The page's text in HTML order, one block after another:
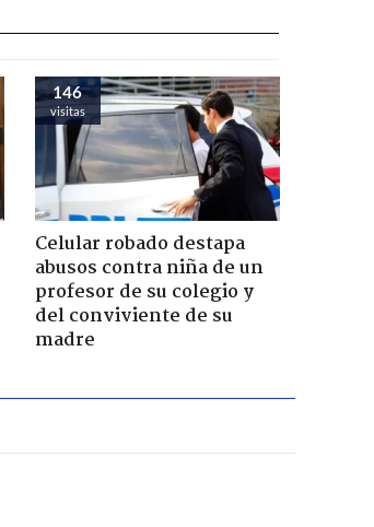
146
visitas
Celular robado destapa
abusos contra niña de un
profesor de su colegio y
del conviviente de su
madre